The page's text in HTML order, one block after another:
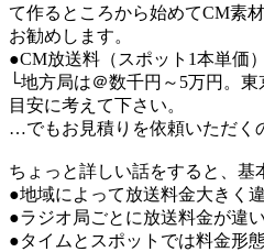
て作るところから始めてCM素
お勧めします。
●CM放送料（スポット1本単価）
└地方局は＠数千円～5万円。
目安に考えて下さい。
…でもお見積りを依頼いただく
ちょっと詳しい話をすると、基
●地域によって放送料金大きく違
●ラジオ局ごとに放送料金が違い
●タイムとスポットでは料金形